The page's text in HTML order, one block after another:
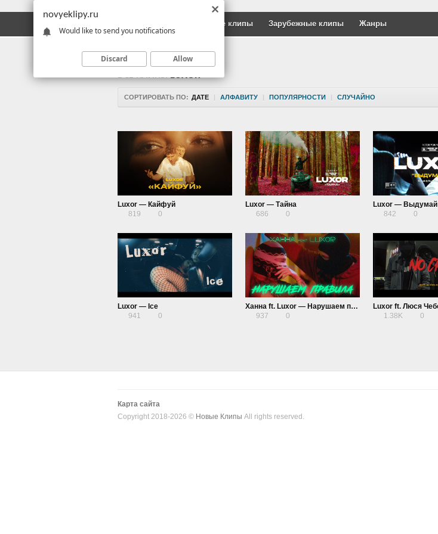
Русские клипы Зарубежные клипы Жанры
ВСЕ КЛИПЫ LUXOR
СОРТИРОВАТЬ ПО: ДАТЕ | АЛФАВИТУ | ПОПУЛЯРНОСТИ | СЛУЧАЙНО
Luxor — Кайфуй
819
0
Luxor — Тайна
686
0
Luxor — Выдумай
842
0
Luxor — Ice
941
0
Ханна ft. Luxor — Нарушаем правила
937
0
1.38K
0
Карта сайта
Copyright 2018-2026 © Новые Клипы All rights reserved.
novyeklipy.ru
Would like to send you notifications
Discard Allow